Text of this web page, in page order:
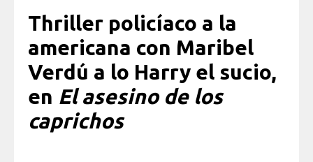
Thriller policíaco a la
americana con Maribel
Verdú a lo Harry el sucio,
en El asesino de los
caprichos